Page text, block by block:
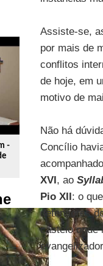
-
Assiste-se,
por mais de
conflitos
de hoje, em
motivo de
Não há
Concílio
XVI, ao
Pio XII: o
defensores
castelo onde